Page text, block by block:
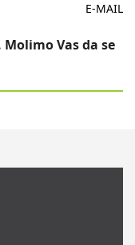
E-MAIL
Vas da se